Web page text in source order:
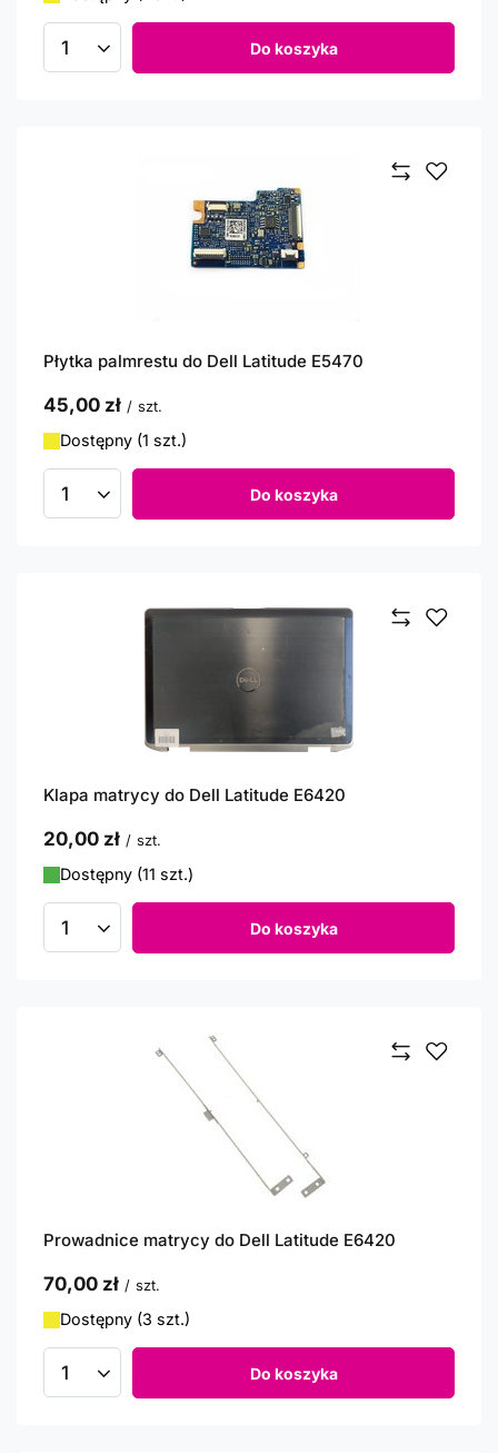
Ilość produktów Do koszyka
Płytka palmrestu do Dell Latitude E5470
45,00 zł / szt.
Dostępny (1 szt.)
Ilość produktów Do koszyka
Klapa matrycy do Dell Latitude E6420
20,00 zł / szt.
Dostępny (11 szt.)
Ilość produktów Do koszyka
Prowadnice matrycy do Dell Latitude E6420
70,00 zł / szt.
Dostępny (3 szt.)
Ilość produktów Do koszyka